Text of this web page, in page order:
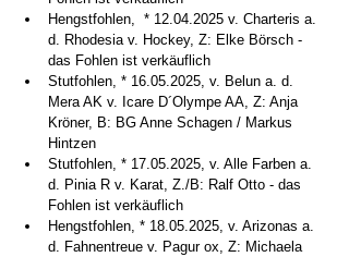
Hengstfohlen,  * 12.04.2025 v. Charteris a.
d. Rhodesia v. Hockey, Z: Elke Börsch -
das Fohlen ist verkäuflich
Stutfohlen, * 16.05.2025, v. Belun a. d.
Mera AK v. Icare D´Olympe AA, Z: Anja
Kröner, B: BG Anne Schagen / Markus
Hintzen
Stutfohlen, * 17.05.2025, v. Alle Farben a.
d. Pinia R v. Karat, Z./B: Ralf Otto - das
Fohlen ist verkäuflich
Hengstfohlen, * 18.05.2025, v. Arizonas a.
d. Fahnentreue v. Pagur ox, Z: Michaela